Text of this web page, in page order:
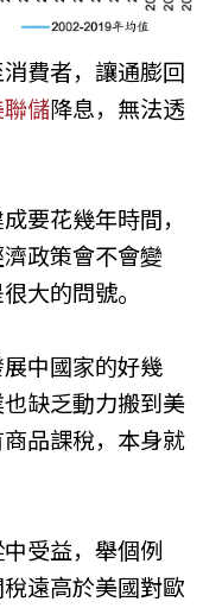
費者，讓通膨回
儲降息，無法透
要花幾年時間，
政策會不會變
大的問號。
中國家的好幾
缺乏動力搬到美
品課稅，本身就
受益，舉個例
遠高於美國對歐